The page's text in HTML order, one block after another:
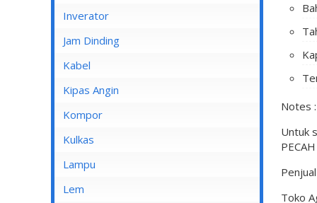
Notes :
Untuk
Toko
Inverator
Jam Dinding
Kabel
Inbow/Outbow T Dus
Kabel Aksesoris
Kabel Antena
Kabel BC
Kipas Angin
Kipas Angin Berdiri
Kipas Angin Dinding
Kipas Angin Duduk
Kipas Angin Gantung
Kompor
Kompor Rinnai
Kulkas
LG
POLYTRON
Lampu
Fitting Lampu
Lem